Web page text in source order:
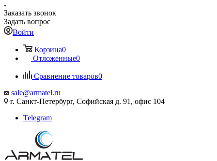
Заказать звонок
Задать вопрос
Войти
Корзина0
Отложенные0
Сравнение товаров0
sale@armatel.ru
г. Санкт-Петербург, Софийская д. 91, офис 104
Telegram